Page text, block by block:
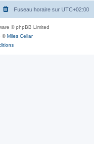
Fuseau horaire sur UTC+02:00
© phpBB Limited
©Miles Cellar